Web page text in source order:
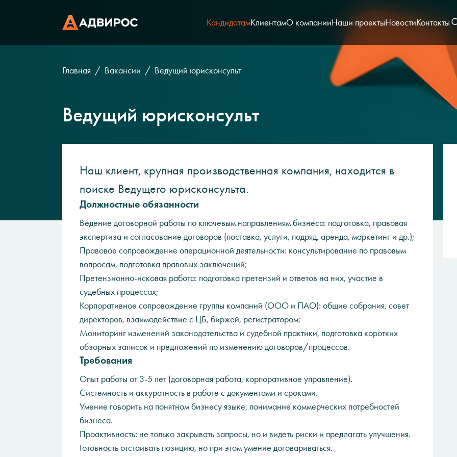
КандидатамКлиентамО компанииНаши проектыНовостиКонтакты
Главная Вакансии Ведущий юрисконсульт
Ведущий юрисконсульт
Наш клиент, крупная производственная компания, находится в
поиске Ведущего юрисконсульта.
Должностные обязанности
Ведение договорной работы по ключевым направлениям бизнеса: подготовка, правовая
экспертиза и согласование договоров (поставка, услуги, подряд, аренда, маркетинг и др.);
Правовое сопровождение операционной деятельности: консультирование по правовым
вопросам, подготовка правовых заключений;
Претензионно‑исковая работа: подготовка претензий и ответов на них, участие в
судебных процессах;
Корпоративное сопровождение группы компаний (ООО и ПАО): общие собрания, совет
директоров, взаимодействие с ЦБ, биржей, регистратором;
Мониторинг изменений законодательства и судебной практики, подготовка коротких
обзорных записок и предложений по изменению договоров/процессов.
Требования
Опыт работы от 3-5 лет (договорная работа, корпоративное управление).
Системность и аккуратность в работе с документами и сроками.
Умение говорить на понятном бизнесу языке, понимание коммерческих потребностей
бизнеса.
Проактивность: не только закрывать запросы, но и видеть риски и предлагать улучшения.
Готовность отстаивать позицию, но при этом умение договариваться.